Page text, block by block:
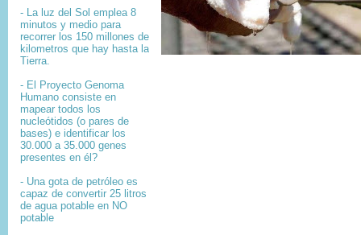
- La luz del Sol emplea 8
minutos y medio para
recorrer los 150 millones de
kilometros que hay hasta la
Tierra.
- El
Proyecto Genoma
Humano consiste en
mapear todos los
nucleótidos (o pares de
bases) e identificar los
30.000 a 35.000 genes
presentes en él?
- Una gota de petróleo es
capaz de convertir 25 litros
de agua potable en NO
potable